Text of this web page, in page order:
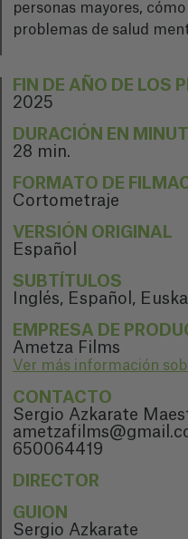
personas mayores,
problemas de salud
FIN DE AÑO DE LOS
2025
DURACIÓN EN
28 min.
FORMATO DE
Cortometraje
VERSIÓN ORIGINAL
Español
SUBTÍTULOS
Inglés, Español,
EMPRESA DE
Ametza Films
Ver más información
CONTACTO
Sergio Azkarate
650064419
DIRECTOR
GUION
Sergio Azkarate